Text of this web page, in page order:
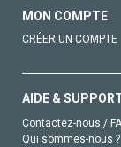
MON COMPTE
CRÉER UN COMPTE
AIDE &
Contactez-nous /
Qui sommes-nous ?